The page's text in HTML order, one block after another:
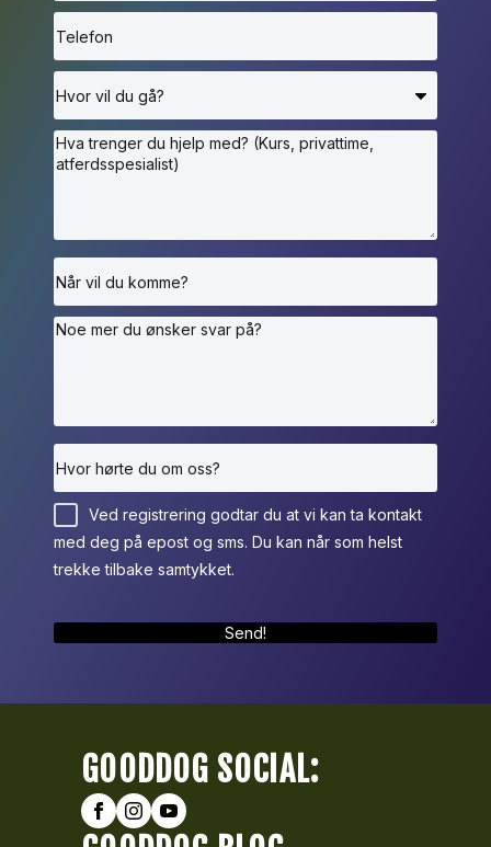
Ved registrering godtar du at vi kan ta kontakt
med deg på epost og sms. Du kan når som helst
trekke tilbake samtykket.
Send!
GOODDOG SOCIAL: